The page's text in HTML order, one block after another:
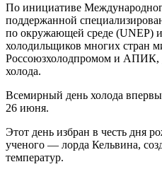
По инициативе
поддержанной
по окружающей среде (UNEP)
холодильщиков многих стран
Россоюзхолодпромом и АПИК,
холода.
Всемирный день холода
26 июня.
Этот день избран в честь дня
ученого — лорда Кельвина,
температур.